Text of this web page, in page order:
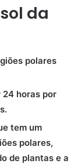
da
polares
24 horas por
tem um
polares,
de plantas e a